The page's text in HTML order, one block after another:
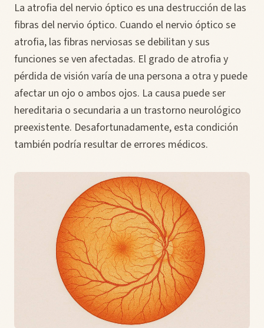
La atrofia del nervio óptico es una destrucción de las
fibras del nervio óptico. Cuando el nervio óptico se
atrofia, las fibras nerviosas se debilitan y sus
funciones se ven afectadas. El grado de atrofia y
pérdida de visión varía de una persona a otra y puede
afectar un ojo o ambos ojos. La causa puede ser
hereditaria o secundaria a un trastorno neurológico
preexistente. Desafortunadamente, esta condición
también podría resultar de errores médicos.